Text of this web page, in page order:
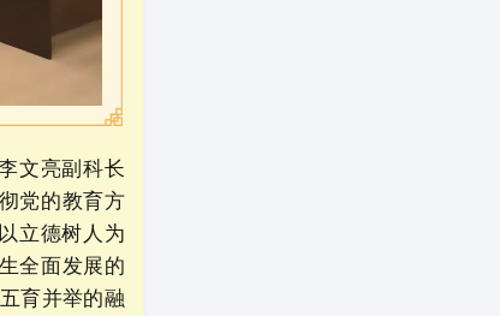
文亮副科长
党的教育方
立德树人为
全面发展的
育并举的融